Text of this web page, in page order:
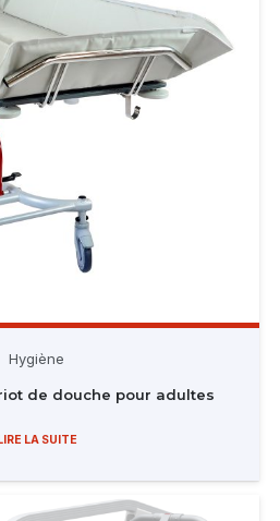
Hygiène
de douche pour adultes
LA SUITE